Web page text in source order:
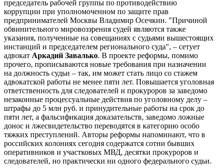
председатель рабочей группы по противодействию
коррупции при уполномоченном по защите прав
предпринимателей Москвы Владимир Осечкин. "Причиной
обвинительного мировоззрения судей являются также
указания, полученные на совещаниях с судьями вышестоящих
инстанций и председателем регионального суда", – сетует
адвокат Аркадий Завалько. В проекте реформы, помимо
прочего, прописываются новые требования при назначении
на должность судьи – так, им может стать лицо со стажем
адвокатской работы не менее пяти лет. Повышается уголовная
ответственность для следователей и прокуроров за заведомо
незаконные процессуальные действия по уголовному делу –
штрафы до 5 млн руб. и принудительные работы на срок до
пяти лет, а фальсификация доказательств, заведомо ложные
донос и лжесвидетельство переводятся в категорию особо
тяжких преступлений. Авторы реформы напоминают, что в
российских колониях сегодня содержатся сотни бывших
оперативников и участковых МВД, десятки прокуроров и
следователей, но практически ни одного федерального судьи.